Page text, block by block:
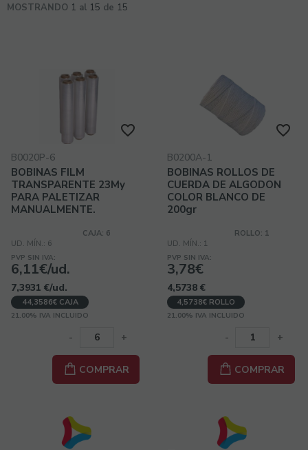
MOSTRANDO 1 al 15 de 15
B0020P-6
BOBINAS FILM
TRANSPARENTE 23My
PARA PALETIZAR
MANUALMENTE.
CAJA: 6
UD. MÍN.: 6
PVP SIN IVA:
6,11€/ud.
7,3931 €/ud.
44,3586€ CAJA
21.00% IVA INCLUIDO
- +
COMPRAR
B0200A-1
BOBINAS ROLLOS DE
CUERDA DE ALGODON
COLOR BLANCO DE
200gr
ROLLO: 1
UD. MÍN.: 1
PVP SIN IVA:
3,78€
4,5738 €
4,5738€ ROLLO
21.00% IVA INCLUIDO
- +
COMPRAR